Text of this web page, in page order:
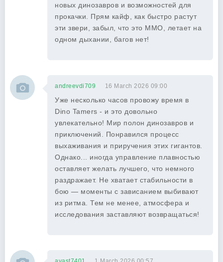
новых динозавров и возможностей для
прокачки. Прям кайф, как быстро растут
эти звери, забыл, что это MMO, летает на
одном дыхании, багов нет!
andreevdi709 16 March 2026 09:00
Уже несколько часов провожу время в
Dino Tamers - и это довольно
увлекательно! Мир полон динозавров и
приключений. Понравился процесс
выхаживания и приручения этих гигантов.
Однако... иногда управление плавностью
оставляет желать лучшего, что немного
раздражает. Не хватает стабильности в
бою — моменты с зависанием выбивают
из ритма. Тем не менее, атмосфера и
исследования заставляют возвращаться!